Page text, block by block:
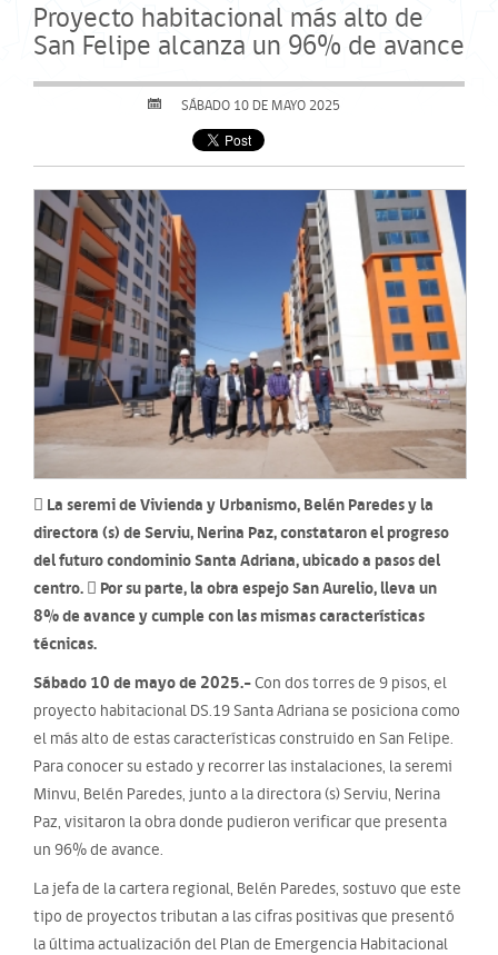
Proyecto habitacional más alto de
San Felipe alcanza un 96% de avance
SÁBADO 10 DE MAYO 2025
 La seremi de Vivienda y Urbanismo, Belén Paredes y la
directora (s) de Serviu, Nerina Paz, constataron el progreso
del futuro condominio Santa Adriana, ubicado a pasos del
centro.  Por su parte, la obra espejo San Aurelio, lleva un
8% de avance y cumple con las mismas características
técnicas.
Sábado 10 de mayo de 2025.-Con dos torres de 9 pisos, el
proyecto habitacional DS.19 Santa Adriana se posiciona como
el más alto de estas características construido en San Felipe.
Para conocer su estado y recorrer las instalaciones, la seremi
Minvu, Belén Paredes, junto a la directora (s) Serviu, Nerina
Paz, visitaron la obra donde pudieron verificar que presenta
un 96% de avance.
La jefa de la cartera regional, Belén Paredes, sostuvo que este
tipo de proyectos tributan a las cifras positivas que presentó
la última actualización del Plan de Emergencia Habitacional